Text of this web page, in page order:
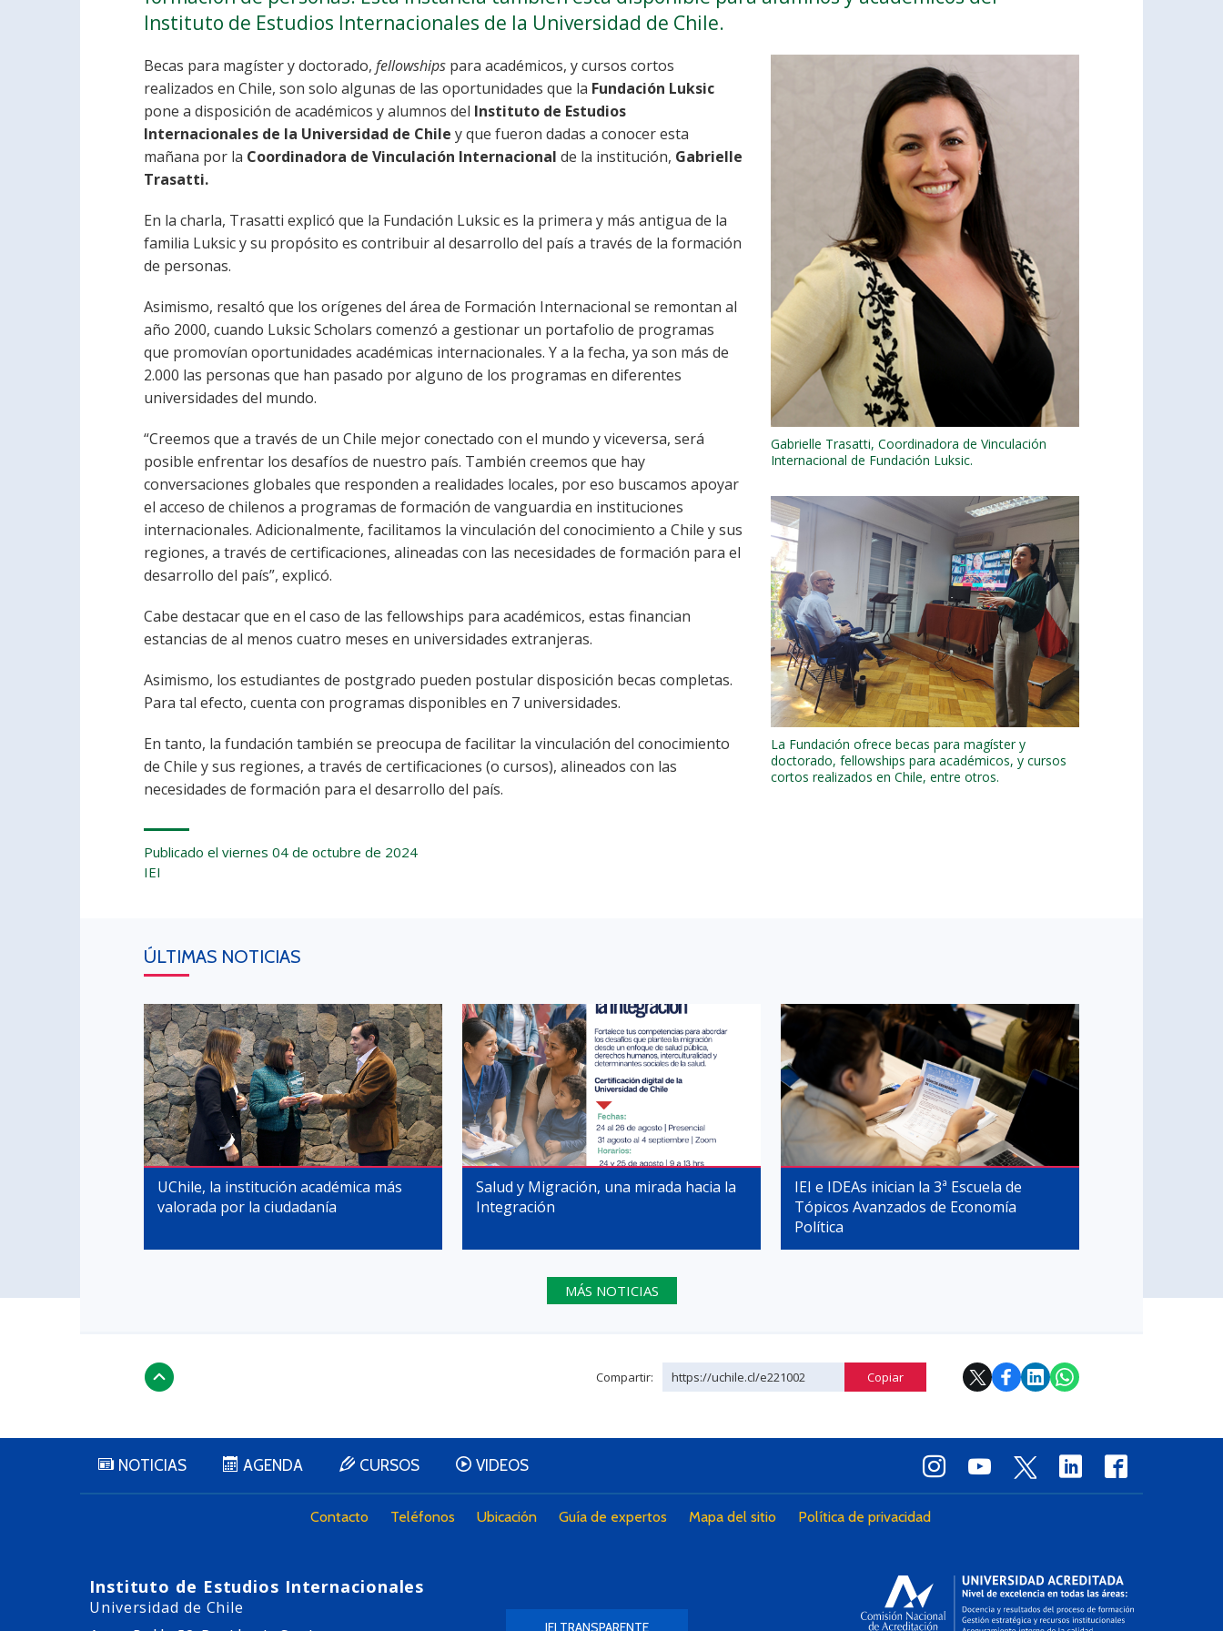
Instituto de Estudios Internacionales de la Universidad de Chile.
Gabrielle Trasatti, Coordinadora de Vinculación
Internacional de Fundación Luksic.
La Fundación ofrece becas para magíster y
doctorado, fellowships para académicos, y cursos
cortos realizados en Chile, entre otros.
Becas para magíster y doctorado,fellowships para académicos, y cursos cortos
realizados en Chile, son solo algunas de las oportunidades que la Fundación Luksic
pone a disposición de académicos y alumnos del Instituto de Estudios
Internacionales de la Universidad de Chile y que fueron dadas a conocer esta
mañana por la Coordinadora de Vinculación Internacionalde la institución, Gabrielle
Trasatti.
En la charla, Trasatti explicó que la Fundación Luksic es la primera y más antigua de la
familia Luksic y su propósito es contribuir al desarrollo del país a través de la formación
de personas.
Asimismo, resaltó que los orígenes del área de Formación Internacional se remontan al
año 2000, cuando Luksic Scholars comenzó a gestionar un portafolio de programas
que promovían oportunidades académicas internacionales. Y a la fecha, ya son más de
2.000 las personas que han pasado por alguno de los programas en diferentes
universidades del mundo.
“Creemos que a través de un Chile mejor conectado con el mundo y viceversa, será
posible enfrentar los desafíos de nuestro país. También creemos que hay
conversaciones globales que responden a realidades locales, por eso buscamos apoyar
el acceso de chilenos a programas de formación de vanguardia en instituciones
internacionales. Adicionalmente, facilitamos la vinculación del conocimiento a Chile y sus
regiones, a través de certificaciones, alineadas con las necesidades de formación para el
desarrollo del país”, explicó.
Cabe destacar que en el caso de las fellowships para académicos, estas financian
estancias de al menos cuatro meses en universidades extranjeras.
Asimismo, los estudiantes de postgrado pueden postular disposición becas completas.
Para tal efecto, cuenta con programas disponibles en 7 universidades.
En tanto, la fundación también se preocupa de facilitar la vinculación del conocimiento
de Chile y sus regiones, a través de certificaciones (o cursos), alineados con las
necesidades de formación para el desarrollo del país.
Publicado el viernes 04 de octubre de 2024
IEI
ÚLTIMAS NOTICIAS
UChile, la institución académica más
valorada por la ciudadanía
Salud y Migración, una mirada hacia la
Integración
IEI e IDEAs inician la 3ª Escuela de
Tópicos Avanzados de Economía
Política
MÁS NOTICIAS
Compartir: https://uchile.cl/e221002 Copiar
NOTICIAS AGENDA CURSOS VIDEOS
Contacto Teléfonos Ubicación Guía de expertos Mapa del sitio Política de privacidad
Instituto de Estudios Internacionales
Universidad de Chile
IEI TRANSPARENTE